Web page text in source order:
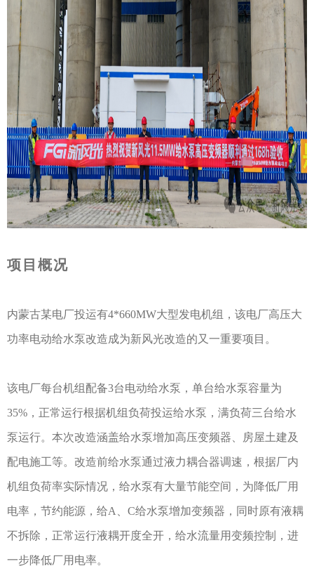
项目概况
内蒙古某电厂投运有4*660MW大型发电机组，该电厂高压大
功率电动给水泵改造成为新风光改造的又一重要项目。
该电厂每台机组配备3台电动给水泵，单台给水泵容量为
35%，正常运行根据机组负荷投运给水泵，满负荷三台给水
泵运行。本次改造涵盖给水泵增加高压变频器、房屋土建及
配电施工等。改造前给水泵通过液力耦合器调速，根据厂内
机组负荷率实际情况，给水泵有大量节能空间，为降低厂用
电率，节约能源，给A、C给水泵增加变频器，同时原有液耦
不拆除，正常运行液耦开度全开，给水流量用变频控制，进
一步降低厂用电率。